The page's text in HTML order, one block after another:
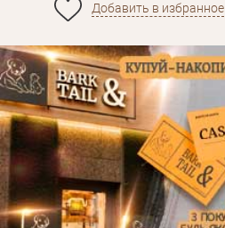
Добавить в избранное